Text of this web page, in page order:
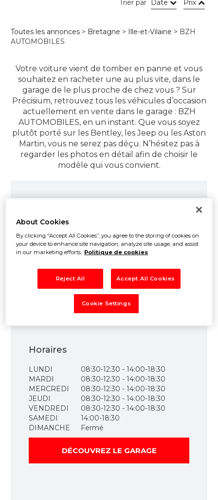
Trier par Date Prix
Toutes les annonces > Bretagne > Ille-et-Vilaine > BZH
AUTOMOBILES
Votre voiture vient de tomber en panne et vous
souhaitez en racheter une au plus vite, dans le
garage de le plus proche de chez vous ? Sur
Précisium, retrouvez tous les véhicules d’occasion
actuellement en vente dans le garage : BZH
AUTOMOBILES, en un instant. Que vous soyez
plutôt porté sur les Bentley, les Jeep ou les Aston
Martin, vous ne serez pas déçu. N’hésitez pas à
regarder les photos en détail afin de choisir le
modèle qui vous convient.
BZH AUTOMOBILES
31 La Motte Route de Chantepie, 35770
VERN SUR SEICHE
Bretagne / Ille-et-Vilaine
CONTACTEZ LE GARAGE
Horaires
LUNDI
08:30-12:30 - 14:00-18:30
MARDI
08:30-12:30 - 14:00-18:30
MERCREDI
08:30-12:30 - 14:00-18:30
JEUDI
08:30-12:30 - 14:00-18:30
VENDREDI
08:30-12:30 - 14:00-18:30
SAMEDI
14:00-18:30
DIMANCHE
Fermé
DÉCOUVREZ LE GARAGE
About Cookies
By clicking “Accept All Cookies”, you agree to the storing of cookies on
your device to enhance site navigation, analyze site usage, and assist
in our marketing efforts. Politique de cookies
Reject All Accept All Cookies
Cookie Settings